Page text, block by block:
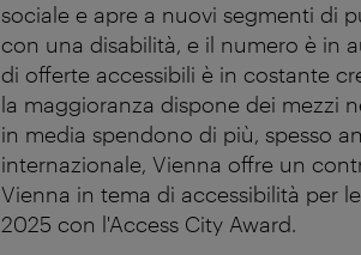
sociale e apre a nuovi segmenti di
con una disabilità, e il numero è in
di offerte accessibili è in costante
la maggioranza dispone dei mezzi
in media spendono di più, spesso
internazionale, Vienna offre un
Vienna in tema di accessibilità per
2025 con l'Access City Award.